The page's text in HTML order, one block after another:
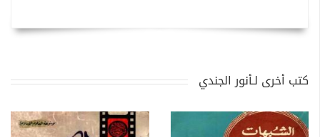
كتب أخرى لـأنور الجندي